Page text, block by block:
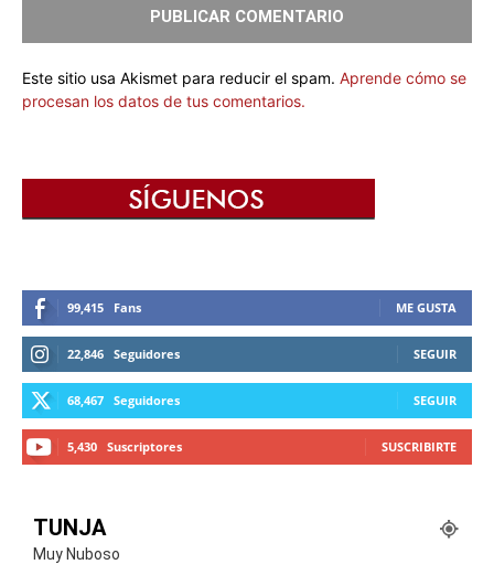
Este sitio usa Akismet para reducir el spam. Aprende cómo se
procesan los datos de tus comentarios.
99,415 Fans ME GUSTA
22,846 Seguidores SEGUIR
68,467 Seguidores SEGUIR
5,430 Suscriptores SUSCRIBIRTE
TUNJA
Muy Nuboso